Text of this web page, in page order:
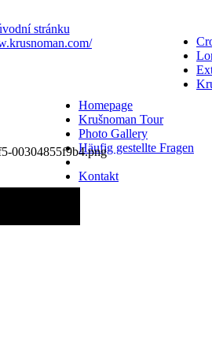
Homepage
Krušnoman Tour
Photo Gallery
Häufig gestellte Fragen
Kontakt